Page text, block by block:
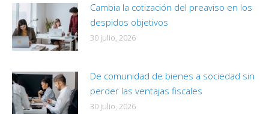
Cambia la cotización del preaviso en los
despidos objetivos
30 julio, 2026
De comunidad de bienes a sociedad sin
perder las ventajas fiscales
30 julio, 2026